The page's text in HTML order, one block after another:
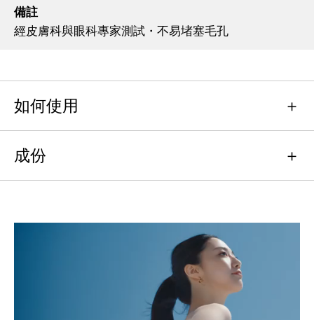
備註
經皮膚科與眼科專家測試・不易堵塞毛孔
如何使用
成份